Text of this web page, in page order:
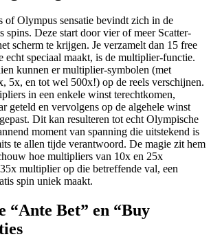
of Olympus sensatie bevindt zich in de
spins. Deze start door vier of meer Scatter-
scherm te krijgen. Je verzamelt dan 15 free
echt speciaal maakt, is de multiplier-functie.
kunnen er multiplier-symbolen (met
5x, en tot wel 500x!) op de reels verschijnen.
in een enkele winst terechtkomen,
geteld en vervolgens op de algehele winst
Dit kan resulteren tot echt Olympische
moment van spanning die uitstekend is
te allen tijde verantwoord. De magie zit hem
hoe multipliers van 10x en 25x
multiplier op die betreffende val, een
spin uniek maakt.
“Ante Bet” en “Buy